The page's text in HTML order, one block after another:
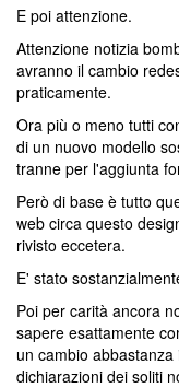
E poi attenzione.
Attenzione notizia
avranno il cambio
praticamente.
Ora più o meno tutti
di un nuovo modello
tranne per l'aggiunta
Però di base è tutto
web circa questo
rivisto eccetera.
E' stato
Poi per carità ancora
sapere esattamente
un cambio
dichiarazioni dei soliti